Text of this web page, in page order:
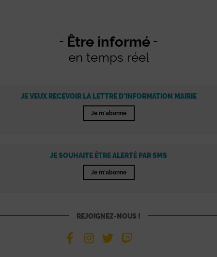
Être informé
en temps réel
JE VEUX RECEVOIR LA LETTRE D'INFORMATION MAIRIE
Je m'abonne
JE SOUHAITE ÊTRE ALERTÉ PAR SMS
Je m'abonne
REJOIGNEZ-NOUS !